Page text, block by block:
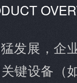
发展，企
键设备（